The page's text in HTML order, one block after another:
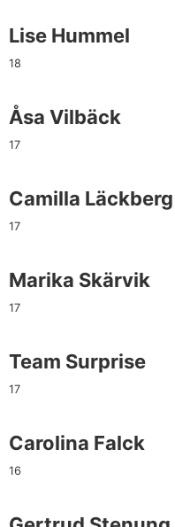
Lise Hummel
18
Åsa Vilbäck
17
Camilla Läckberg
17
Marika Skärvik
17
Team Surprise
17
Carolina Falck
16